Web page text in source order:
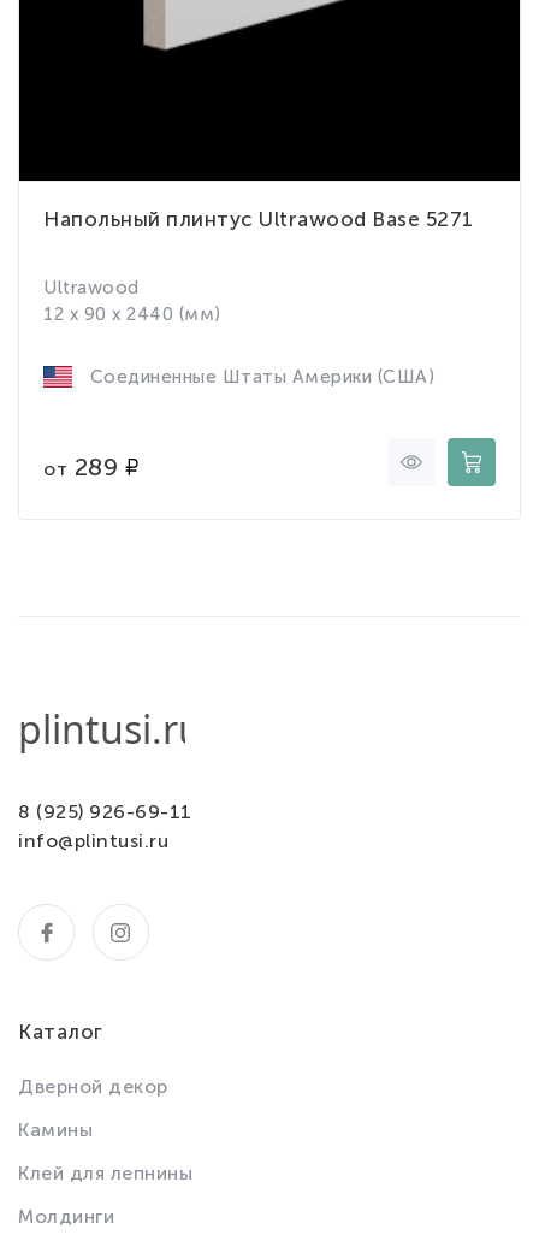
Напольный плинтус Ultrawood Base 5271
Ultrawood
12 x 90 x 2440 (мм)
Соединенные Штаты Америки (США)
от 289
8 (925) 926-69-11
info@plintusi.ru
Каталог
Дверной декор
Камины
Клей для лепнины
Молдинги